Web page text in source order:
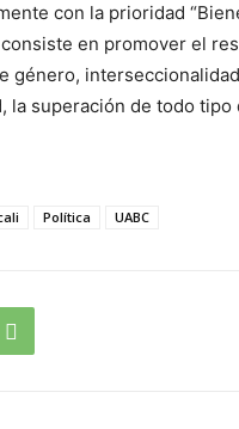
con la prioridad
en promover el
género,
la superación de todo
Política UABC